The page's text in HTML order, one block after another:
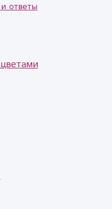
ответы